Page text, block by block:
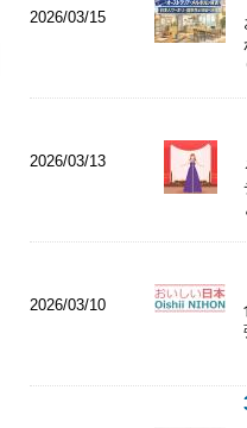
2026/03/15
2026/03/13
2026/03/10